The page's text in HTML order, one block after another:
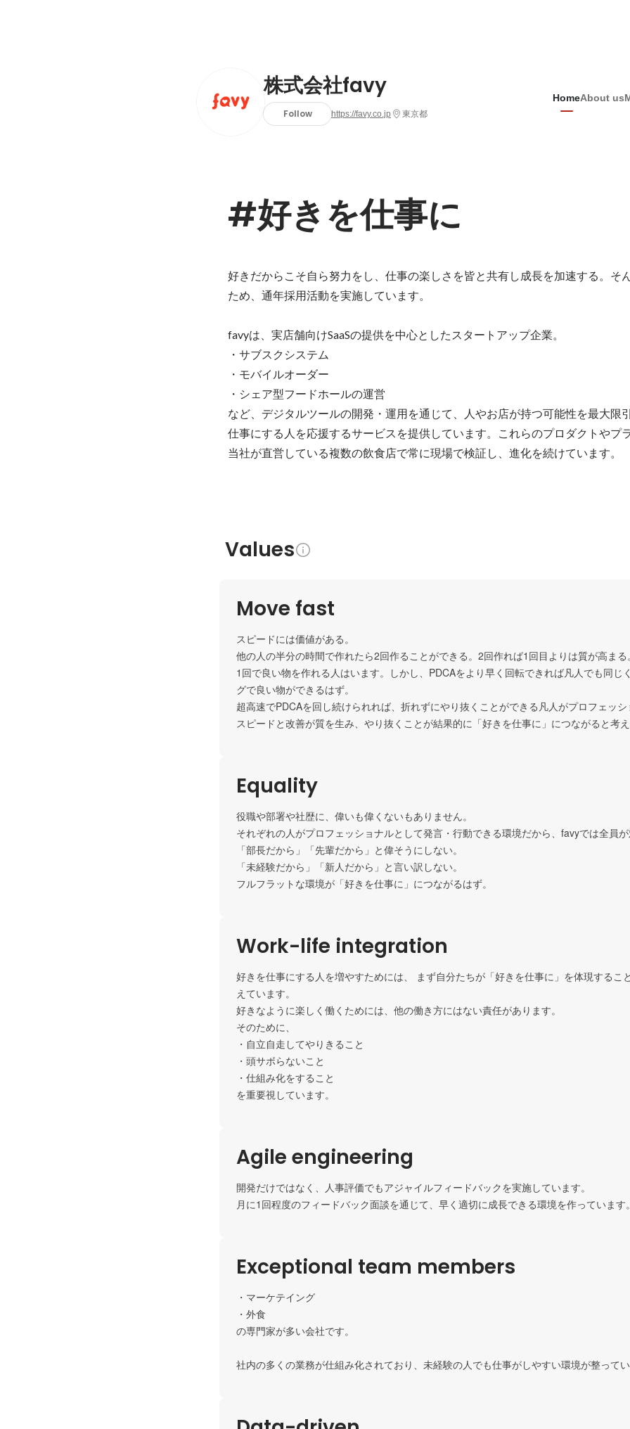
株式会社favy
Follow https://favy.co.jp 東京都
HomeAbout us
#好きを仕事に
好きだからこそ自ら努力をし、仕事の楽しさを皆と共有し成長を加速する。そ
ため、通年採用活動を実施しています。
favyは、実店舗向けSaaSの提供を中心としたスタートアップ企業。
・サブスクシステム
・モバイルオーダー
・シェア型フードホールの運営
など、デジタルツールの開発・運用を通じて、人やお店が持つ可能性を最大限
仕事にする人を応援するサービスを提供しています。これらのプロダクトやプ
当社が直営している複数の飲食店で常に現場で検証し、進化を続けています。
Values
Move fast
スピードには価値がある。
他の人の半分の時間で作れたら2回作ることができる。2回作れば1回目よりは質が高まる
1回で良い物を作れる人はいます。しかし、PDCAをより早く回転できれば凡人でも同じ
グで良い物ができるはず。
超高速でPDCAを回し続けられれば、折れずにやり抜くことができる凡人がプロフェッ
スピードと改善が質を生み、やり抜くことが結果的に「好きを仕事に」につながると考
Equality
役職や部署や社歴に、偉いも偉くないもありません。
それぞれの人がプロフェッショナルとして発言・行動できる環境だから、favyでは全員
「部長だから」「先輩だから」と偉そうにしない。
「未経験だから」「新人だから」と言い訳しない。
フルフラットな環境が「好きを仕事に」につながるはず。
Work-life integration
好きを仕事にする人を増やすためには、 まず自分たちが「好きを仕事に」を体現するこ
えています。
好きなように楽しく働くためには、他の働き方にはない責任があります。
そのために、
・自立自走してやりきること
・頭サボらないこと
・仕組み化をすること
を重要視しています。
Agile engineering
開発だけではなく、人事評価でもアジャイルフィードバックを実施しています。
月に1回程度のフィードバック面談を通じて、早く適切に成長できる環境を作っています
Exceptional team members
・マーケテイング
・外食
の専門家が多い会社です。
社内の多くの業務が仕組み化されており、未経験の人でも仕事がしやすい環境が整って